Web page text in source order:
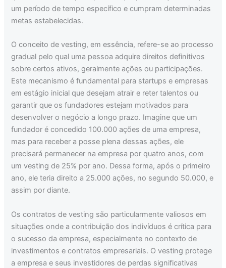
um período de tempo específico e cumpram determinadas
metas estabelecidas.
O conceito de vesting, em essência, refere-se ao processo
gradual pelo qual uma pessoa adquire direitos definitivos
sobre certos ativos, geralmente ações ou participações.
Este mecanismo é fundamental para startups e empresas
em estágio inicial que desejam atrair e reter talentos ou
garantir que os fundadores estejam motivados para
desenvolver o negócio a longo prazo. Imagine que um
fundador é concedido 100.000 ações de uma empresa,
mas para receber a posse plena dessas ações, ele
precisará permanecer na empresa por quatro anos, com
um vesting de 25% por ano. Dessa forma, após o primeiro
ano, ele teria direito a 25.000 ações, no segundo 50.000, e
assim por diante.
Os contratos de vesting são particularmente valiosos em
situações onde a contribuição dos indivíduos é crítica para
o sucesso da empresa, especialmente no contexto de
investimentos e contratos empresariais. O vesting protege
a empresa e seus investidores de perdas significativas